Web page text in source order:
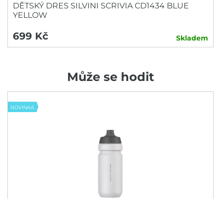
DĚTSKÝ DRES SILVINI SCRIVIA CD1434 BLUE
YELLOW
699 Kč Skladem
Může se hodit
NOVINKA